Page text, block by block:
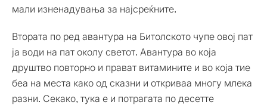
мали изненадувања за најсреќните.
Втората по ред авантура на Битолското чупе овој пат
ја води на пат околу светот. Авантура во која
друштво повторно и прават витамините и во која тие
беа на места како од сказни и откриваа многу млека
разни. Секако, тука е и потрагата по десетте